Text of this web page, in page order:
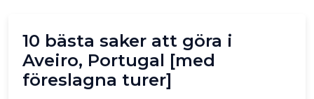
10 bästa saker att göra i
Aveiro, Portugal [med
föreslagna turer]